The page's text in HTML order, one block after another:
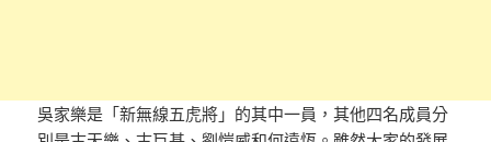
吳家樂是「新無線五虎將」的其中一員，其他四名成員分